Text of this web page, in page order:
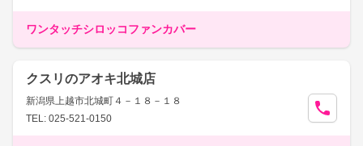
ワンタッチシロッコファンカバー
クスリのアオキ北城店
新潟県上越市北城町４－１８－１８
TEL: 025-521-0150